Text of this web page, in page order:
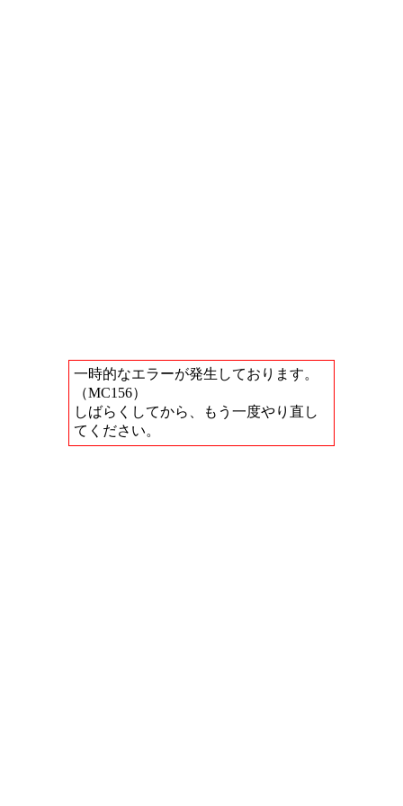
一時的なエラーが発生しております。
（MC156）
しばらくしてから、もう一度やり直し
てください。